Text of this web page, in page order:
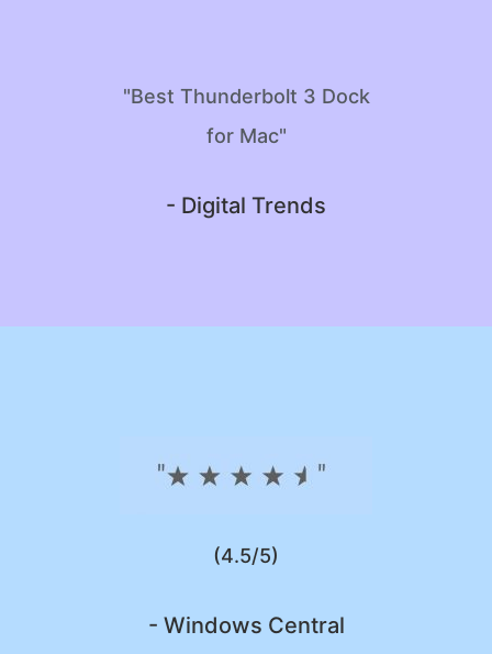
"Best Thunderbolt 3 Dock
for Mac"
- Digital Trends
(4.5/5)
- Windows Central